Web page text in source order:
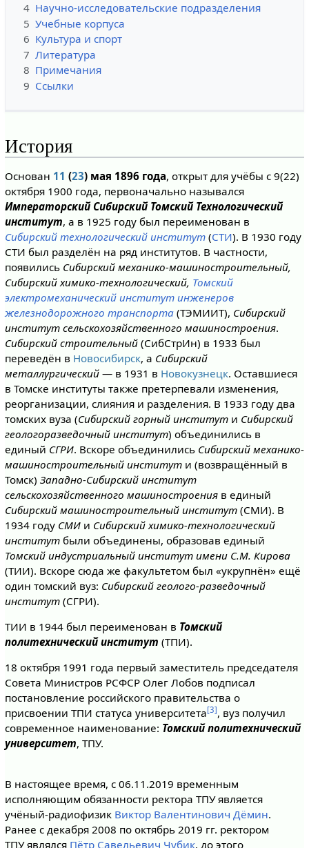
4 Научно-исследовательские подразделения
5 Учебные корпуса
6 Культура и спорт
7 Литература
8 Примечания
9 Ссылки
История
Основан 11 (23) мая 1896 года, открыт для учёбы с 9(22)
октября 1900 года, первоначально назывался
Императорский Сибирский Томский Технологический
институт, а в 1925 году был переименован в
Сибирский технологический институт(СТИ). В 1930 году
СТИ был разделён на ряд институтов. В частности,
появились Сибирский механико-машиностроительный,
Сибирский химико-технологический, Томский
электромеханический институт инженеров
железнодорожного транспорта(ТЭМИИТ), Сибирский
институт сельскохозяйственного машиностроения.
Сибирский строительный(СибСтрИн) в 1933 был
переведён в Новосибирск, а Сибирский
металлургический— в 1931 в Новокузнецк. Оставшиеся
в Томске институты также претерпевали изменения,
реорганизации, слияния и разделения. В 1933 году два
томских вуза (Сибирский горный институти Сибирский
геологоразведочный институт) объединились в
единый СГРИ. Вскоре объединились Сибирский механико-
машиностроительный институти (возвращённый в
Томск) Западно-Сибирский институт
сельскохозяйственного машиностроенияв единый
Сибирский машиностроительный институт(СМИ). В
1934 году СМИи Сибирский химико-технологический
институтбыли объединены, образовав единый
Томский индустриальный институт имени С.М. Кирова
(ТИИ). Вскоре сюда же факультетом был «укрупнён» ещё
один томский вуз: Сибирский геолого-разведочный
институт(СГРИ).
ТИИ в 1944 был переименован в Томский
политехнический институт (ТПИ).
18 октября 1991 года первый заместитель председателя
Совета Министров РСФСР Олег Лобов подписал
постановление российского правительства о
присвоении ТПИ статуса университета[3], вуз получил
современное наименование: Томский политехнический
университет, ТПУ.
В настоящее время, с 06.11.2019 временным
исполняющим обязанности ректора ТПУ является
учёный-радиофизик Виктор Валентинович Дёмин.
Ранее с декабря 2008 по октябрь 2019 гг. ректором
ТПУ являлся Пётр Савельевич Чубик, до этого